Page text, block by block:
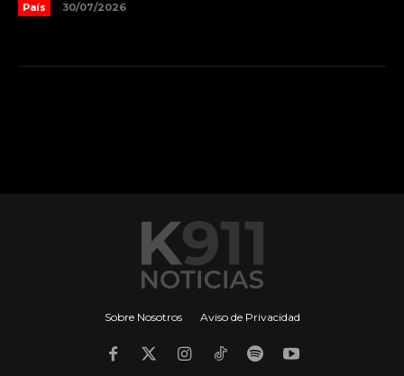
País 30/07/2026
Sobre Nosotros Aviso de Privacidad